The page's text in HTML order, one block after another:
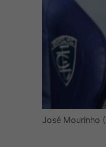
José Mourinho